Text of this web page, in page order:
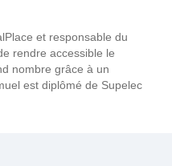
et responsable du
rendre accessible le
nombre grâce à un
est diplômé de Supelec